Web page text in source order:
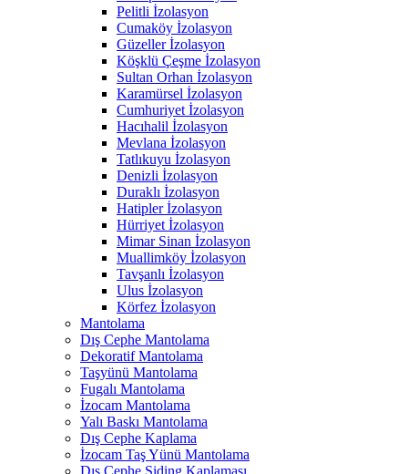
Pelitli İzolasyon
Cumaköy İzolasyon
Güzeller İzolasyon
Köşklü Çeşme İzolasyon
Sultan Orhan İzolasyon
Karamürsel İzolasyon
Cumhuriyet İzolasyon
Hacıhalil İzolasyon
Mevlana İzolasyon
Tatlıkuyu İzolasyon
Denizli İzolasyon
Duraklı İzolasyon
Hatipler İzolasyon
Hürriyet İzolasyon
Mimar Sinan İzolasyon
Muallimköy İzolasyon
Tavşanlı İzolasyon
Ulus İzolasyon
Körfez İzolasyon
Mantolama
Dış Cephe Mantolama
Dekoratif Mantolama
Taşyünü Mantolama
Fugalı Mantolama
İzocam Mantolama
Yalı Baskı Mantolama
Dış Cephe Kaplama
İzocam Taş Yünü Mantolama